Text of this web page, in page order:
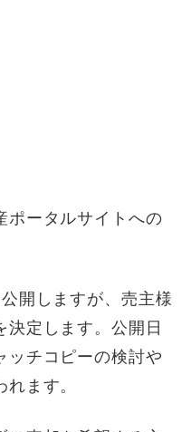
ポータルサイトへの
開しますが、売主様
決定します。公開日
ッチコピーの検討や
ます。